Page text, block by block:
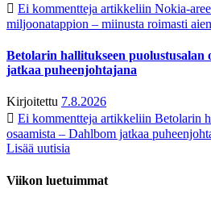
Ei kommentteja artikkeliin Nokia-
miljoonatappion – miinusta roimasti
Betolarin hallitukseen puolustusalan
jatkaa puheenjohtajana
Kirjoitettu 7.8.2026
Ei kommentteja artikkeliin Betolarin
osaamista – Dahlbom jatkaa
Lisää uutisia
Viikon luetuimmat